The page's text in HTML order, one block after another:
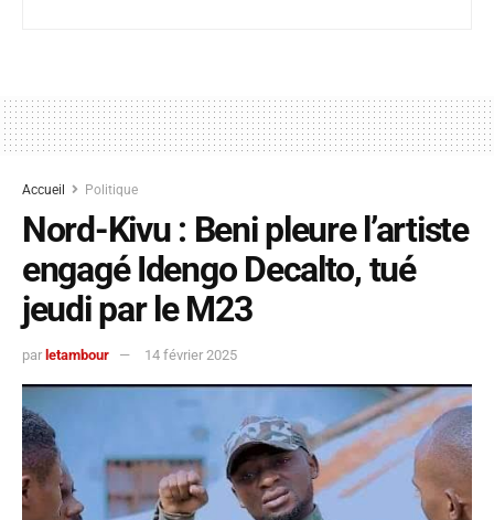
Accueil Politique
Nord-Kivu : Beni pleure l’artiste
engagé Idengo Decalto, tué
jeudi par le M23
par letambour 14 février 2025